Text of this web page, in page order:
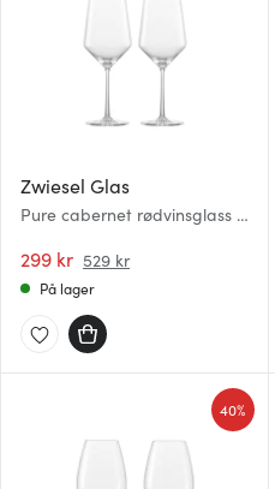
Zwiesel Glas
Pure cabernet rødvinsglass 2
299 kr 529 kr
På lager
40%